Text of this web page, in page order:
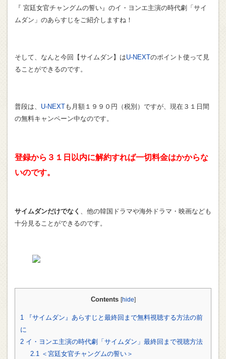
『 宮廷女官チャングムの誓い』のイ・ヨンエ主演の時代劇「サイ
ムダン」のあらすじをご紹介しますね！
そして、なんと今回【サイムダン】はU-NEXTのポイント使って見
ることができるのです。
普段は、 U-NEXTも月額１９９０円（税別）ですが、現在３１日間
の無料キャンペーン中なのです。
登録から３１日以内に解約すれば一切料金はかからな
いのです。
サイムダンだけでなく
、他の韓国ドラマや海外ドラマ・映画なども
十分見ることができるのです。
Contents [hide]
1 『サイムダン』あらすじと最終回まで無料視聴する方法の前
に
2 イ・ヨンエ主演の時代劇「サイムダン」最終回まで視聴方法
2.1＜宮廷女官チャングムの誓い＞